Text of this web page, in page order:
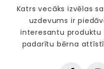
Katrs vecāks izvēlas
uzdevums ir
interesantu produktu
padarītu bērna